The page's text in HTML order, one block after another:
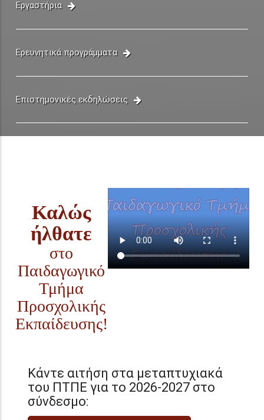
Εργαστήρια
Ερευνητικά προγράμματα
Επιστημονικές εκδηλώσεις
Καλώς
ήλθατε
στο
Παιδαγωγικό
Τμήμα
Προσχολικής
Εκπαίδευσης!
Κάντε αιτήση στα μεταπτυχιακά
του ΠΤΠΕ για το 2026-2027 στο
σύνδεσμο: